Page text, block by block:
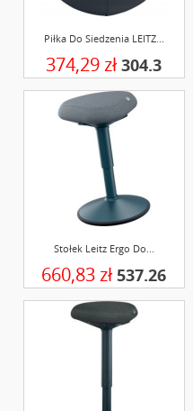
Piłka Do Siedzenia LEITZ...
374,29 zł 304.3
Stołek Leitz Ergo Do...
660,83 zł 537.26